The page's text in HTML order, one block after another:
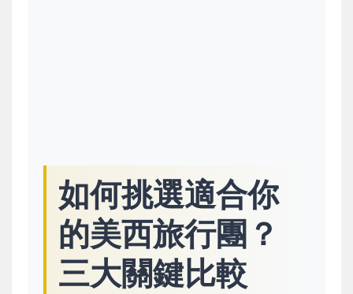
如何挑選適合你
的美西旅行團？
三大關鍵比較